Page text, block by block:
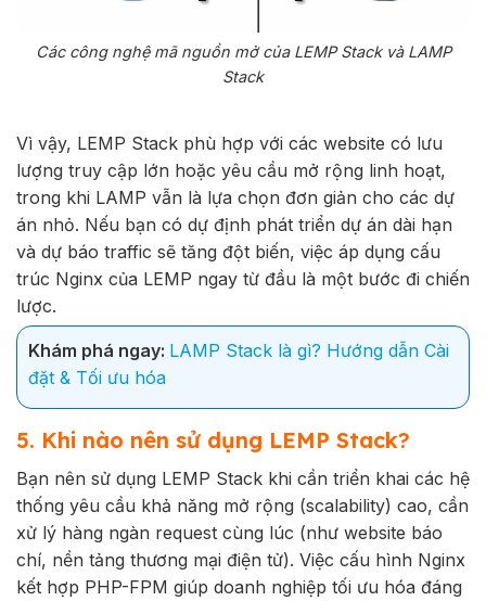
Các công nghệ mã nguồn mở của LEMP Stack và LAMP
Stack
Vì vậy, LEMP Stack phù hợp với các website có lưu
lượng truy cập lớn hoặc yêu cầu mở rộng linh hoạt,
trong khi LAMP vẫn là lựa chọn đơn giản cho các dự
án nhỏ. Nếu bạn có dự định phát triển dự án dài hạn
và dự báo traffic sẽ tăng đột biến, việc áp dụng cấu
trúc Nginx của LEMP ngay từ đầu là một bước đi chiến
lược.
Khám phá ngay: LAMP Stack là gì? Hướng dẫn Cài
đặt & Tối ưu hóa
5. Khi nào nên sử dụng LEMP Stack?
Bạn nên sử dụng LEMP Stack khi cần triển khai các hệ
thống yêu cầu khả năng mở rộng (scalability) cao, cần
xử lý hàng ngàn request cùng lúc (như website báo
chí, nền tảng thương mại điện tử). Việc cấu hình Nginx
kết hợp PHP-FPM giúp doanh nghiệp tối ưu hóa đáng